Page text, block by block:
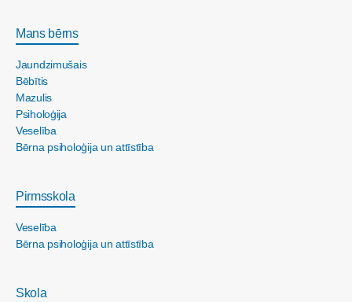
Mans bērns
Jaundzimušais
Bēbītis
Mazulis
Psiholoģija
Veselība
Bērna psiholoģija un attīstība
Pirmsskola
Veselība
Bērna psiholoģija un attīstība
Skola